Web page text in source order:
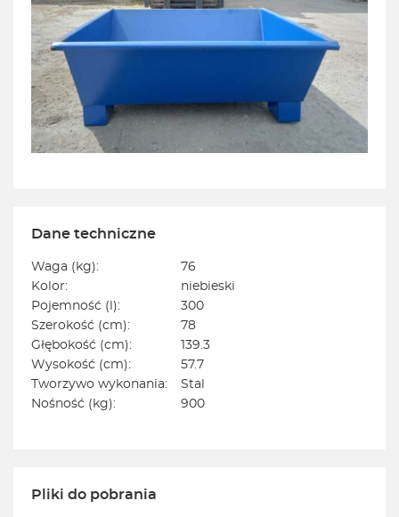
Dane techniczne
Waga (kg):
76
Kolor:
niebieski
Pojemność (l):
300
Szerokość (cm):
78
Głębokość (cm):
139.3
Wysokość (cm):
57.7
Tworzywo wykonania:
Stal
Nośność (kg):
900
Pliki do pobrania